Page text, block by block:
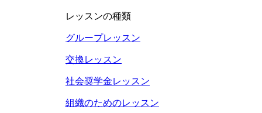
レッスンの種類
グループレッスン
交換レッスン
社会奨学金レッスン
組織のためのレッスン